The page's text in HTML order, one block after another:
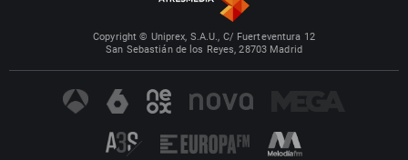
Copyright © Uniprex, S.A.U., C/ Fuerteventura 12
San Sebastián de los Reyes, 28703 Madrid